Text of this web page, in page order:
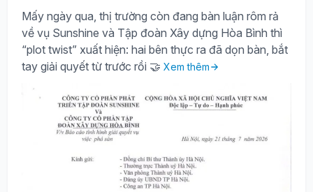
Mấy ngày qua, thị trường còn đang bàn luận rôm rả
về vụ Sunshine và Tập đoàn Xây dựng Hòa Bình thì
“plot twist” xuất hiện: hai bên thực ra đã dọn bàn, bắt
tay giải quyết từ trước rồi 🤝 Xem thêm